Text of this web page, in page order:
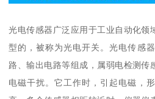
光电传感器广泛应用于工业自动化领
型的，被称为光电开关。光电传感
路、输出电路等组成，属弱电检测传
电磁干扰。它工作时，引起电磁，